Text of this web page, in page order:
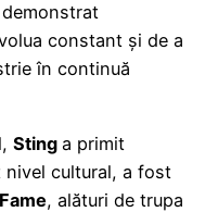
constant și de a
în continuă
Sting a primit
nivel cultural, a fost
, alături de trupa